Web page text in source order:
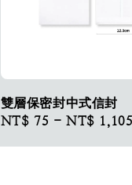
雙層保密封中式信封
Regular
NT$ 75 - NT$ 1,105